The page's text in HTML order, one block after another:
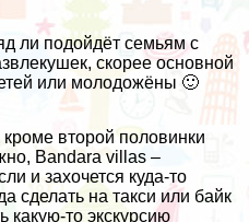
ли подойдёт семьям с
скорее основной
или молодожёны 🙂
второй половинки
Bandara villas –
и захочется куда-то
сделать на такси или байк
какую-то экскурсию